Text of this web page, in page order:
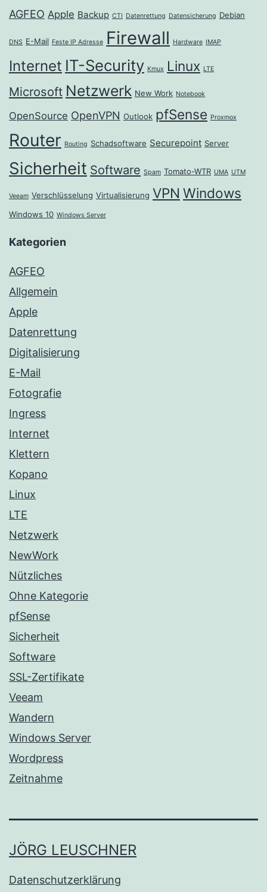
AGFEO Apple Backup CTI Datenrettung Datensicherung Debian
DNS E-Mail Feste IP Adresse Firewall Hardware IMAP
Internet IT-Security Kmux Linux LTE
Microsoft Netzwerk New Work Notebook
OpenSource OpenVPN Outlook pfSense Proxmox
Router Routing Schadsoftware Securepoint Server
Sicherheit Software Spam Tomato-WTR UMA UTM
Veeam Verschlüsselung Virtualisierung VPN Windows
Windows 10 Windows Server
Kategorien
AGFEO
Allgemein
Apple
Datenrettung
Digitalisierung
E-Mail
Fotografie
Ingress
Internet
Klettern
Kopano
Linux
LTE
Netzwerk
NewWork
Nützliches
Ohne Kategorie
pfSense
Sicherheit
Software
SSL-Zertifikate
Veeam
Wandern
Windows Server
Wordpress
Zeitnahme
JÖRG LEUSCHNER
Datenschutzerklärung